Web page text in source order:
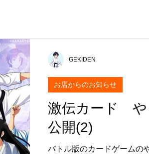
激伝カード や
公開(2)
バトル版のカードゲームの
お店からのお知らせ
GEKIDEN